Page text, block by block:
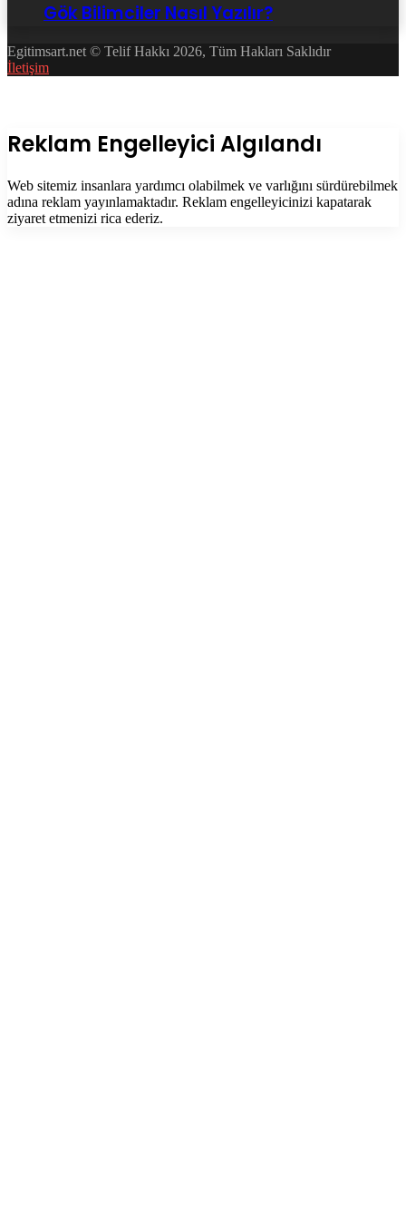
Gök Bilimciler Nasıl Yazılır?
Egitimsart.net © Telif Hakkı 2026, Tüm Hakları Saklıdır
İletişim
Kapalı
Reklam Engelleyici Algılandı
Web sitemiz insanlara yardımcı olabilmek ve varlığını sürdürebilmek
adına reklam yayınlamaktadır. Reklam engelleyicinizi kapatarak
ziyaret etmenizi rica ederiz.